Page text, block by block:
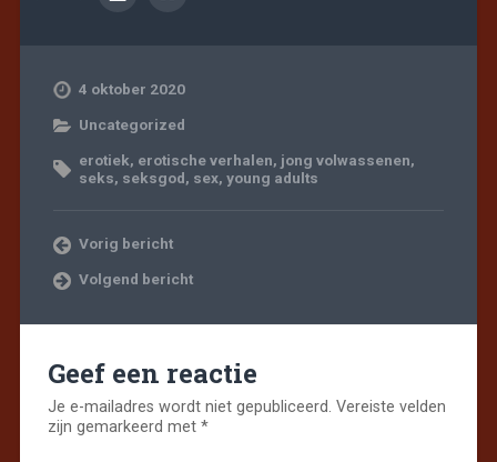
4 oktober 2020
Uncategorized
erotiek, erotische verhalen, jong volwassenen,
seks, seksgod, sex, young adults
Vorig bericht
Volgend bericht
Geef een reactie
Je e-mailadres wordt niet gepubliceerd. Vereiste velden
zijn gemarkeerd met *